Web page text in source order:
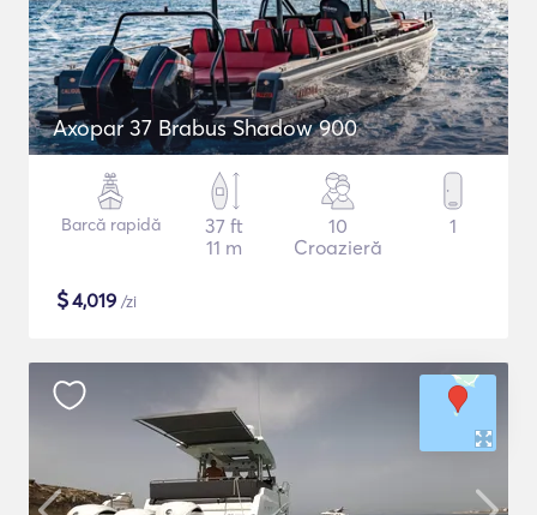
Axopar 37 Brabus Shadow 900
Barcă rapidă
37 ft
11 m
10
Croazieră
1
$4,019 /zi